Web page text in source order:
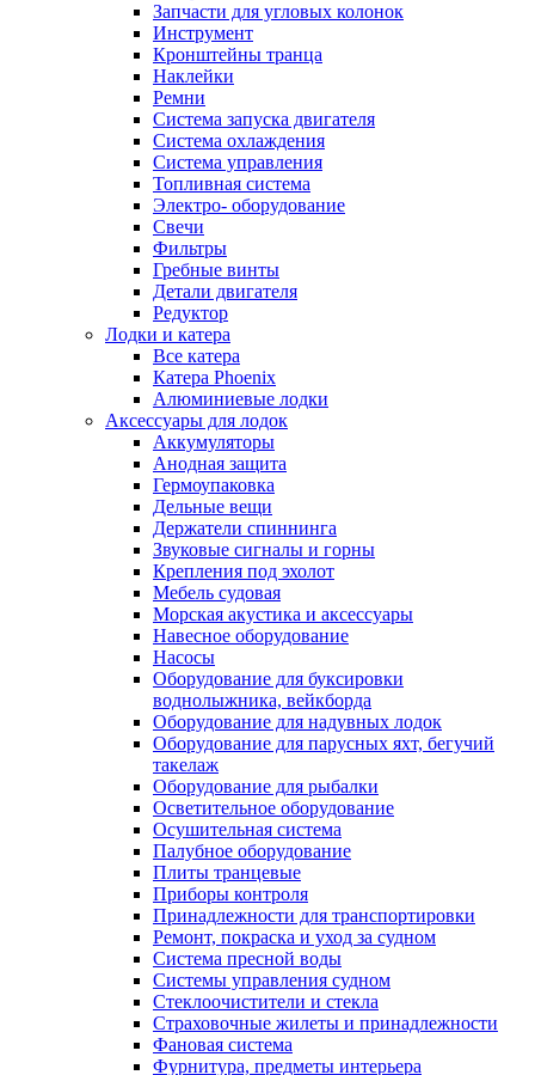
Запчасти для угловых колонок
Инструмент
Кронштейны транца
Наклейки
Ремни
Система запуска двигателя
Система охлаждения
Система управления
Топливная система
Электро- оборудование
Свечи
Фильтры
Гребные винты
Детали двигателя
Редуктор
Лодки и катера
Все катера
Катера Phoenix
Алюминиевые лодки
Аксессуары для лодок
Аккумуляторы
Анодная защита
Гермоупаковка
Дельные вещи
Держатели спиннинга
Звуковые сигналы и горны
Крепления под эхолот
Мебель судовая
Морская акустика и аксессуары
Навесное оборудование
Насосы
Оборудование для буксировки
воднолыжника, вейкборда
Оборудование для надувных лодок
Оборудование для парусных яхт, бегучий
такелаж
Оборудование для рыбалки
Осветительное оборудование
Осушительная система
Палубное оборудование
Плиты транцевые
Приборы контроля
Принадлежности для транспортировки
Ремонт, покраска и уход за судном
Система пресной воды
Системы управления судном
Стеклоочистители и стекла
Страховочные жилеты и принадлежности
Фановая система
Фурнитура, предметы интерьера